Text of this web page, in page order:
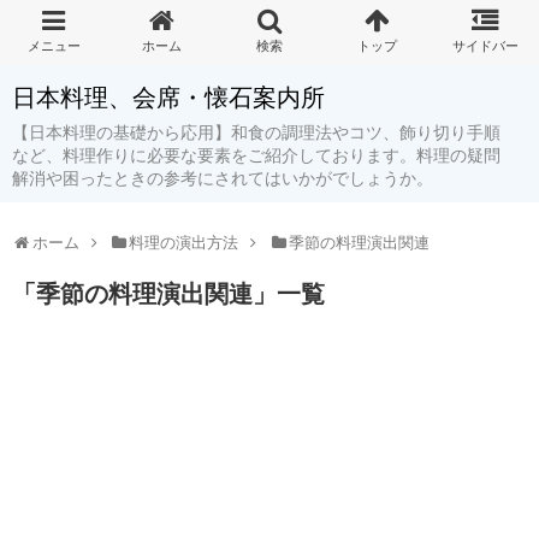
日本料理、会席・懐石案内所
【日本料理の基礎から応用】和食の調理法やコツ、飾り切り手順
など、料理作りに必要な要素をご紹介しております。料理の疑問
解消や困ったときの参考にされてはいかがでしょうか。
ホーム 料理の演出方法 季節の料理演出関連
「 季節の料理演出関連 」 一覧